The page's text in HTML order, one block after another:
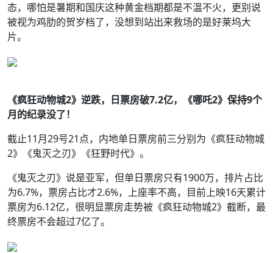
态，哪怕是暑期和国庆这种黄金档期都是不温不火，更别说
被视为鸡肋的贺岁档了，没想到站出来救场的是好莱坞大
片。
《疯狂动物城2》逆跌，日票房破7.2亿，《哪吒2》保持9个
月的纪录没了！
截止11月29号21点，内地单日票房前三分别为《疯狂动物城
2》《鬼灭之刃》《狂野时代》。
《鬼灭之刃》说是亚军，但单日票房只有1900万，排片占比
为6.7%，票房占比才2.6%，上座率不高，目前上映16天累计
票房为6.12亿，很明显票房走势被《疯狂动物城2》截断，最
终票房不会超过7亿了。